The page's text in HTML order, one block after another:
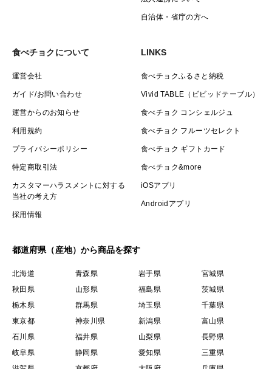
自治体・省庁の方へ
食べチョクについて
運営会社
ガイド/お問い合わせ
運営からのお知らせ
利用規約
プライバシーポリシー
特定商取引法
カスタマーハラスメントに対する
当社の考え方
採用情報
LINKS
食べチョクふるさと納税
Vivid TABLE（ビビッドテーブル）
食べチョク コンシェルジュ
食べチョク フルーツセレクト
食べチョク ギフトカード
食べチョク&more
iOSアプリ
Androidアプリ
都道府県（産地）から商品を探す
北海道 青森県 岩手県
宮城県
秋田県
山形県 福島県
茨城県
栃木県
群馬県 埼玉県
千葉県
東京都
神奈川県 新潟県
富山県
石川県
福井県 山梨県
長野県
岐阜県
静岡県 愛知県
三重県